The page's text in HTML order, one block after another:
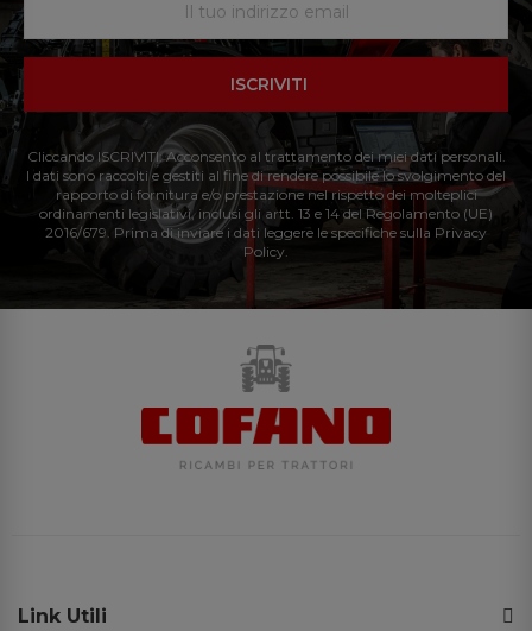
ISCRIVITI
Cliccando ISCRIVITI: Acconsento al trattamento dei miei dati personali.
I dati sono raccolti e gestiti al fine di rendere possibile lo svolgimento del
rapporto di fornitura e/o prestazione nel rispetto dei molteplici
ordinamenti legislativi, inclusi gli artt. 13 e 14 del Regolamento (UE)
2016/679. Prima di inviare i dati leggere le specifiche sulla Privacy
Policy.
Link Utili